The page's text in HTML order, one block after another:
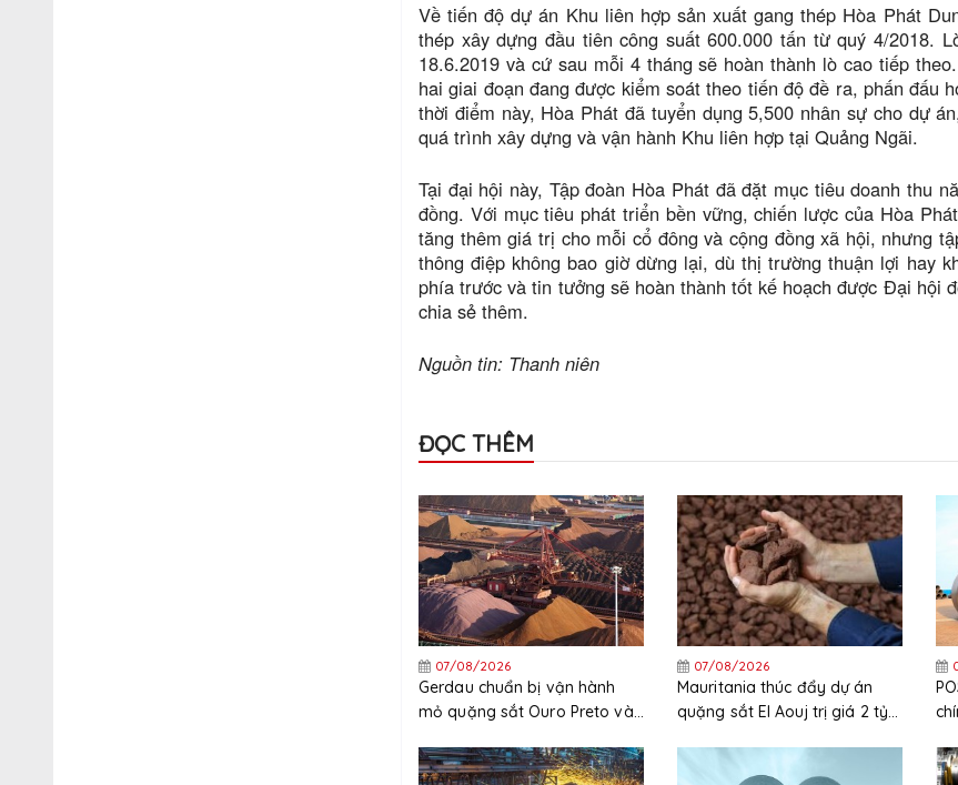
Về tiến độ dự án Khu liên hợp sản xuất gang thép Hòa Phát
thép xây dựng đầu tiên công suất 600.000 tấn từ quý 4/2018.
18.6.2019 và cứ sau mỗi 4 tháng sẽ hoàn thành lò cao tiếp
hai giai đoạn đang được kiểm soát theo tiến độ đề ra, phấn đấu
thời điểm này, Hòa Phát đã tuyển dụng 5,500 nhân sự cho dự
quá trình xây dựng và vận hành Khu liên hợp tại Quảng Ngãi.
Tại đại hội này, Tập đoàn Hòa Phát đã đặt mục tiêu doanh thu
đồng. Với mục tiêu phát triển bền vững, chiến lược của Hòa
tăng thêm giá trị cho mỗi cổ đông và cộng đồng xã hội, nhưng
thông điệp không bao giờ dừng lại, dù thị trường thuận lợi hay
phía trước và tin tưởng sẽ hoàn thành tốt kế hoạch được Đại hội
chia sẻ thêm.
Nguồn tin: Thanh niên
ĐỌC THÊM
07/08/2026
Gerdau chuẩn bị vận hành
mỏ quặng sắt Ouro Preto vào
07/08/2026
Mauritania thúc đẩy dự án
quặng sắt El Aouj trị giá 2 tỷ